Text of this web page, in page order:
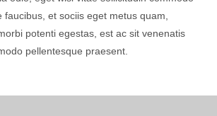
faucibus, et sociis eget metus quam,
potenti egestas, est ac sit venenatis
pellentesque praesent.